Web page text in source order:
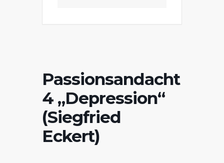
Passionsandacht
4 „Depression“
(Siegfried
Eckert)